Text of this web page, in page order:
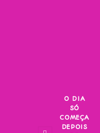
O DIA
SÓ
COMEÇA
DEPOIS